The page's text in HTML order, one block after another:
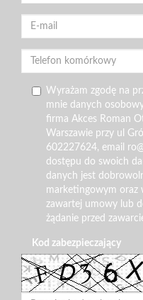
Wyrażam zgodę na
mnie danych
firma Akces Roman
Warszawie przy ul
602227624, email
dostępu do swoich
danych jest
marketingowym oraz
zawartej umowy lub
żądanie przed
Kod zabezpieczający